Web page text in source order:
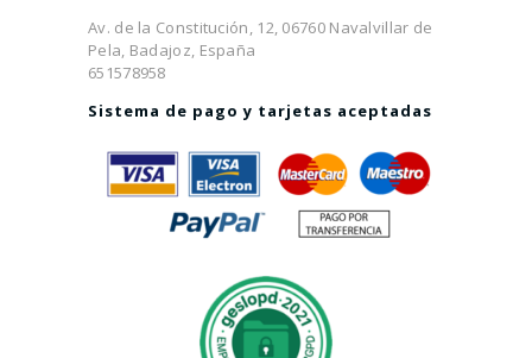
Av. de la Constitución, 12, 06760 Navalvillar de
Pela, Badajoz, España
651578958
Sistema de pago y tarjetas aceptadas